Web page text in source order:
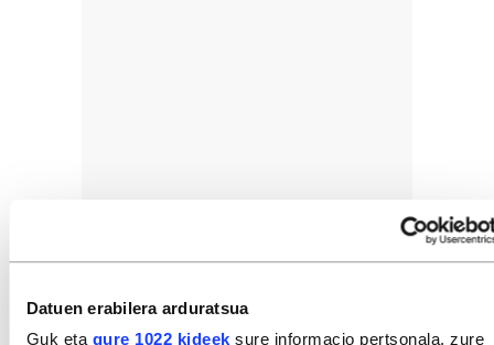
Datuen erabilera arduratsua
Guk eta gure 1022 kideek sure informacio pertsonala, zure